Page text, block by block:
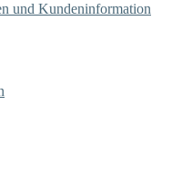
und Kundeninformation